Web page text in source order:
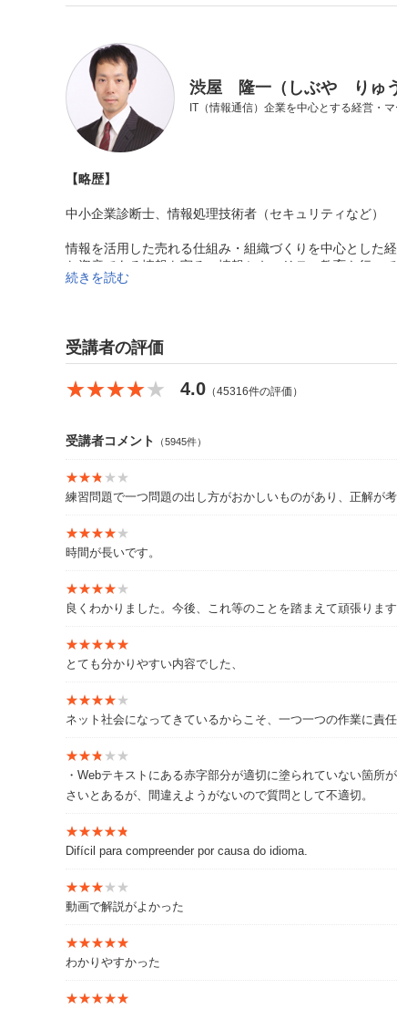
渋屋 隆一（しぶや りゅう
IT（情報通信）企業を中心とする経営・
【略歴】
中小企業診断士、情報処理技術者（セキュリティなど）
情報を活用した売れる仕組み・組織づくりを中心とした
な資産である情報を守る、情報セキュリティ教育も行って
く、「聴く」ことを主とするコンサルティングを心がけて
コンサルタントとして企業に入り込んで
【HP】
https://100athlon.com/
・【図解】コレ１枚でわかる最新ITトレンドhttps://
・「埋もれた数字」が利益を伸ばす 社長はデータをこう
・通勤時間で攻める！中小企業診断士スタートアップ一問
・【執筆記事】日本電信電話ユーザ協会 中小企業診断士
続きを読む
受講者の評価
★★★★★
★★★★★ 4.0 （45316件の評価）
受講者コメント （5945件）
★★★★★
★★★★★
練習問題で一つ問題の出し方がおかしいものがあり、正解が
★★★★★
★★★★★
時間が長いです。
★★★★★
★★★★★
良くわかりました。今後、これ等のことを踏まえて頑張ります
★★★★★
★★★★★
とても分かりやすい内容でした、
★★★★★
★★★★★
ネット社会になってきているからこそ、一つ一つの作業に責
★★★★★
★★★★★
・Webテキストにある赤字部分が適切に塗られていない箇
さいとあるが、間違えようがないので質問として不適切。
★★★★★
★★★★★
Difícil para compreender por causa do idioma.
★★★★★
★★★★★
動画で解説がよかった
★★★★★
★★★★★
わかりやすかった
★★★★★
★★★★★